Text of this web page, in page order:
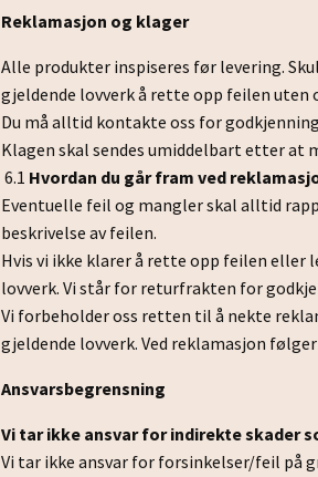
Reklamasjon og klager
Alle produkter inspiseres før levering.
gjeldende lovverk å rette opp feilen uten
Du må alltid kontakte oss for
Klagen skal sendes umiddelbart etter at
6.1 Hvordan du går fram ved
Eventuelle feil og mangler skal alltid
beskrivelse av feilen.
Hvis vi ikke klarer å rette opp feilen eller
lovverk. Vi står for returfrakten for
Vi forbeholder oss retten til å nekte
gjeldende lovverk. Ved reklamasjon
Ansvarsbegrensning
Vi tar ikke ansvar for indirekte skader
Vi tar ikke ansvar for forsinkelser/feil på